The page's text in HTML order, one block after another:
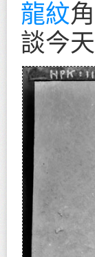
龍紋
談今